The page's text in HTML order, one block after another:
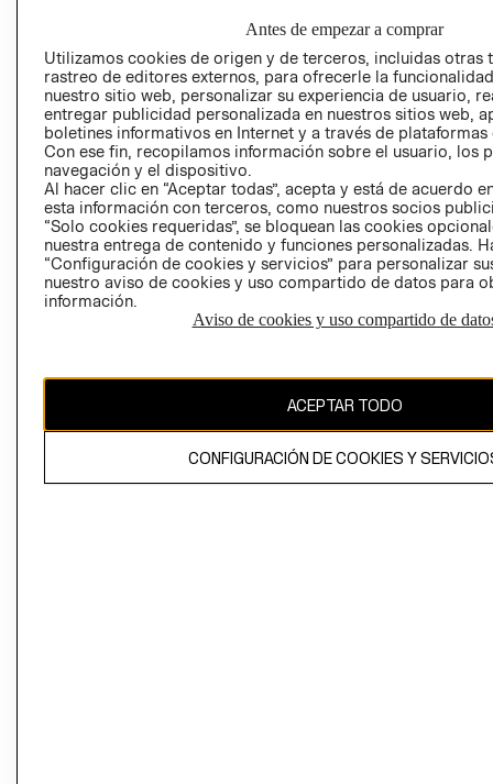
GIFT CARD
AVISO DE
Perú (S/)
CAMBIAR REGIÓN
propiedad de H&M Hennes & Mauritz AB
Antes de empezar a comprar
Utilizamos cookies de origen y de terceros, incluidas otras
rastreo de editores externos, para ofrecerle la
nuestro sitio web, personalizar su experiencia de usuario,
entregar publicidad personalizada en nuestros sitios web,
boletines informativos en Internet y a través de plataformas
Con ese fin, recopilamos información sobre el usuario, los
navegación y el dispositivo.
Al hacer clic en “Aceptar todas”, acepta y está de acuerdo
esta información con terceros, como nuestros socios
“Solo cookies requeridas”, se bloquean las cookies
nuestra entrega de contenido y funciones personalizadas.
“Configuración de cookies y servicios” para personalizar
nuestro aviso de cookies y uso compartido de datos para
información.
Aviso de cookies y uso compartido de
ACEPTAR TODO
CONFIGURACIÓN DE COOKIES Y